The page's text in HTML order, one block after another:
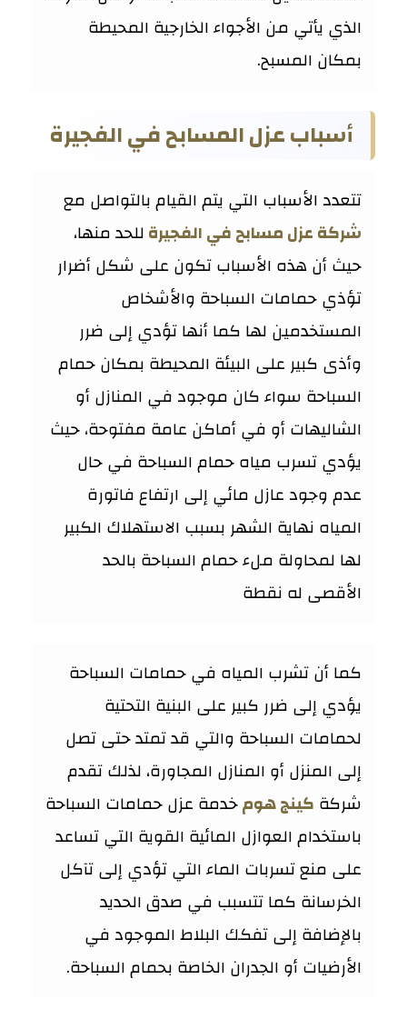
الذي يأتي من الأجواء الخارجية المحيطة
بمكان المسبح.
أسباب عزل المسابح في الفجيرة
تتعدد الأسباب التي يتم القيام بالتواصل مع
شركة عزل مسابح في الفجيرةللحد منها،
حيث أن هذه الأسباب تكون على شكل أضرار
تؤذي حمامات السباحة والأشخاص
المستخدمين لها كما أنها تؤدي إلى ضرر
وأذى كبير على البيئة المحيطة بمكان حمام
السباحة سواء كان موجود في المنازل أو
الشاليهات أو في أماكن عامة مفتوحة، حيث
يؤدي تسرب مياه حمام السباحة في حال
عدم وجود عازل مائي إلى ارتفاع فاتورة
المياه نهاية الشهر بسبب الاستهلاك الكبير
لها لمحاولة ملء حمام السباحة بالحد
الأقصى له نقطة
كما أن تشرب المياه في حمامات السباحة
يؤدي إلى ضرر كبير على البنية التحتية
لحمامات السباحة والتي قد تمتد حتى تصل
إلى المنزل أو المنازل المجاورة، لذلك تقدم
شركة كينج هومخدمة عزل حمامات السباحة
باستخدام العوازل المائية القوية التي تساعد
على منع تسربات الماء التي تؤدي إلى تآكل
الخرسانة كما تتسبب في صدق الحديد
بالإضافة إلى تفكك البلاط الموجود في
الأرضيات أو الجدران الخاصة بحمام السباحة.